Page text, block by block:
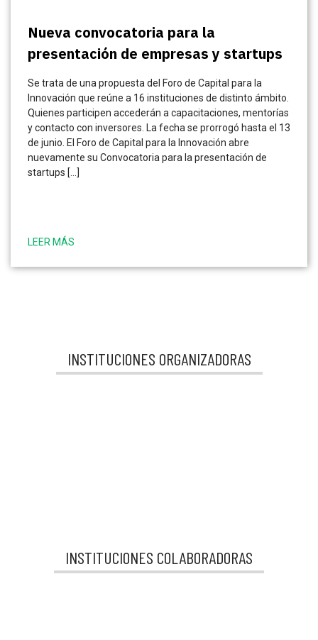
Nueva convocatoria para la
presentación de empresas y startups
Se trata de una propuesta del Foro de Capital para la
Innovación que reúne a 16 instituciones de distinto ámbito.
Quienes participen accederán a capacitaciones, mentorías
y contacto con inversores. La fecha se prorrogó hasta el 13
de junio. El Foro de Capital para la Innovación abre
nuevamente su Convocatoria para la presentación de
startups […]
LEER MÁS
INSTITUCIONES ORGANIZADORAS
INSTITUCIONES COLABORADORAS